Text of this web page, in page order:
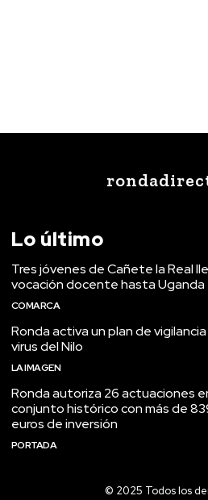
Lo último
Tres jóvenes de Cañete la Real
vocación docente hasta Uganda
COMARCA
Ronda activa un plan de
virus del Nilo
LA IMAGEN
Ronda autoriza 26 actuaciones
conjunto histórico con más de
euros de inversión
PORTADA
© 2025 Todos los